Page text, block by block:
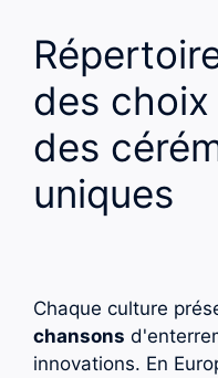
des
des
uniques
Chaque culture
chansons
innovations. En